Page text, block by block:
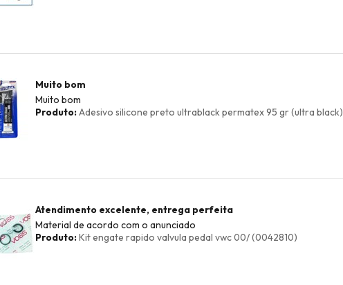
Muito bom
Muito bom
Produto:Adesivo silicone preto ultrablack permatex 95 gr (ultra black)
Atendimento excelente, entrega perfeita
Material de acordo com o anunciado
Produto:Kit engate rapido valvula pedal vwc 00/ (0042810)